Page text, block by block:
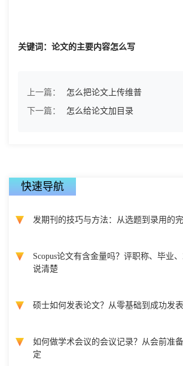
关键词：论文的主要内容怎么写
上一篇：
怎么把论文上传维普
下一篇：
怎么给论文加目录
快速导航
发期刊的技巧与方法：从选题到录用的
Scopus论文有含金量吗？评职称、毕业
说清楚
硕士如何发表论文？从零基础到成功发
如何做学术会议的会议记录？从会前准
定